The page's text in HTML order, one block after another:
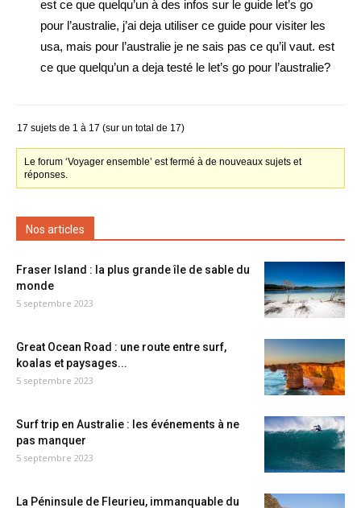
est ce que quelqu’un à des infos sur le guide let’s go
pour l’australie, j’ai deja utiliser ce guide pour visiter les
usa, mais pour l’australie je ne sais pas ce qu’il vaut. est
ce que quelqu’un a deja testé le let’s go pour l’australie?
17 sujets de 1 à 17 (sur un total de 17)
Le forum ‘Voyager ensemble’ est fermé à de nouveaux sujets et
réponses.
Nos articles
Fraser Island : la plus grande île de sable du
monde
5 septembre 2023
Great Ocean Road : une route entre surf,
koalas et paysages...
5 septembre 2023
Surf trip en Australie : les événements à ne
pas manquer
5 septembre 2023
La Péninsule de Fleurieu, immanquable du